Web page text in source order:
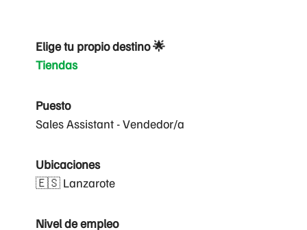
Elige tu propio destino 🌟
Tiendas
Puesto
Sales Assistant - Vendedor/a
Ubicaciones
🇪🇸 Lanzarote
Nivel de empleo